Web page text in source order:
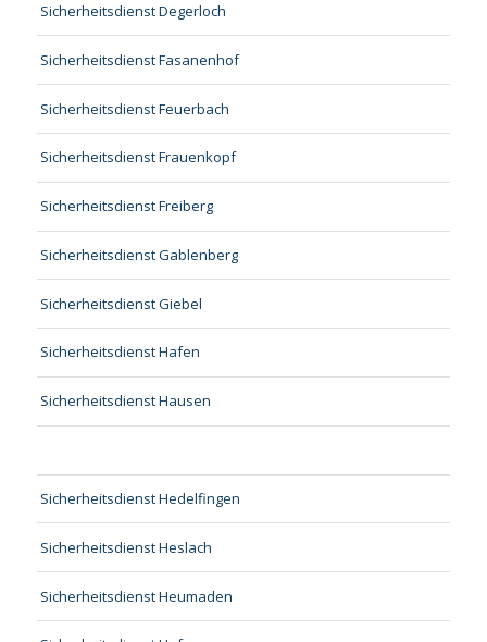
Sicherheitsdienst Degerloch
Sicherheitsdienst Fasanenhof
Sicherheitsdienst Feuerbach
Sicherheitsdienst Frauenkopf
Sicherheitsdienst Freiberg
Sicherheitsdienst Gablenberg
Sicherheitsdienst Giebel
Sicherheitsdienst Hafen
Sicherheitsdienst Hausen
Sicherheitsdienst Hedelfingen
Sicherheitsdienst Heslach
Sicherheitsdienst Heumaden